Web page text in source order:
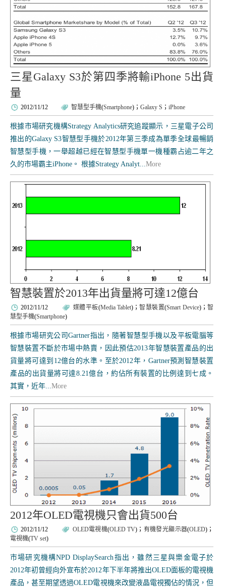
三星Galaxy S3於第四季將輸iPhone 5出貨
量
2012/11/12 智慧型手機(Smartphone)； Galaxy S ； iPhone
根據市場研究機構Strategy Analytics研究追蹤顯示，三星電子公司
推出的Galaxy S3智慧型手機於2012年第三季成為單季全球最暢銷
智慧型手機，一舉超越已經在智慧型手機單一機種霸占逾二年之
久的市場霸主iPhone。 根據Strategy Analyt...More
智慧裝置於2013年出貨量將可達12億台
2012/11/12 媒體平板(Media Tablet)；智慧裝置(Smart Device)； 智
慧型手機(Smartphone)
根據市場研究公司Gartner指出，隨著智慧型手機以及平板電腦等
智慧裝置不斷於市場中熱賣，因此預估2013年智慧裝置產品的出
貨量將可達到12億台的水準。至於2012年，Gartner預測智慧裝置
產品的出貨量將可達8.21億台，約佔所有裝置的比例達到七成。
其實，近年...More
2012年OLED電視機只會出貨500台
2012/11/12 OLED電視機(OLED TV)； 有機發光顯示器(OLED)；
電視機(TV set)
市場研究機構NPD DisplaySearch指出，雖然三星與樂金電子於
2012年初曾經向外宣布於2012年下半年將推出OLED面板的電視機
產品，甚至期望透過OLED電視機來改變液晶電視獨佔的情況，但